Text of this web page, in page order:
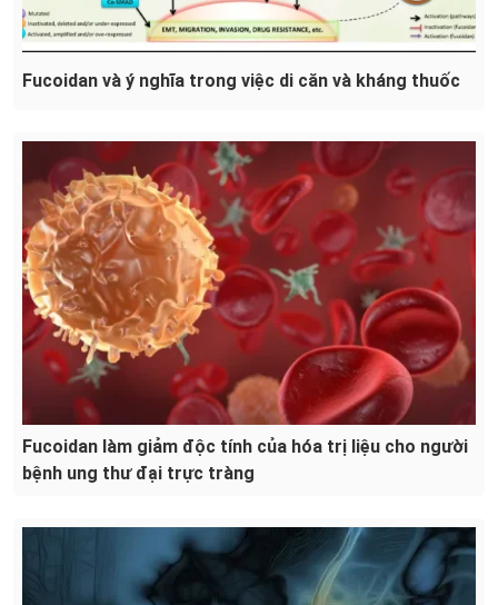
Fucoidan và ý nghĩa trong việc di căn và kháng thuốc
Fucoidan làm giảm độc tính của hóa trị liệu cho người
bệnh ung thư đại trực tràng